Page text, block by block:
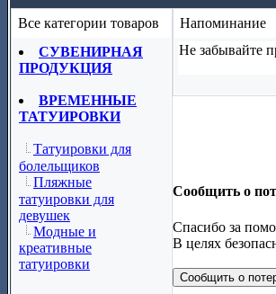
Все категории товаров
СУВЕНИРНАЯ
ПРОДУКЦИЯ
ВРЕМЕННЫЕ
ТАТУИРОВКИ
Татуировки для
болельщиков
Пляжные
татуировки для
девушек
Модные и
креативные
татуировки
Напоминание
Не забывайте
Сообщить о
Спасибо за
В целях